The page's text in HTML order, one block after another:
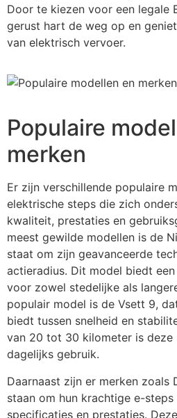
Door te kiezen voor een legale
gerust hart de weg op en
van elektrisch vervoer.
Populaire
merken
Er zijn verschillende populaire
elektrische steps die zich
kwaliteit, prestaties en
meest gewilde modellen is de
staat om zijn geavanceerde
actieradius. Dit model biedt
voor zowel stedelijke als
populair model is de Vsett 9,
biedt tussen snelheid en
van 20 tot 30 kilometer is
dagelijks gebruik.
Daarnaast zijn er merken zoals
staan om hun krachtige e-
specificaties en prestaties.